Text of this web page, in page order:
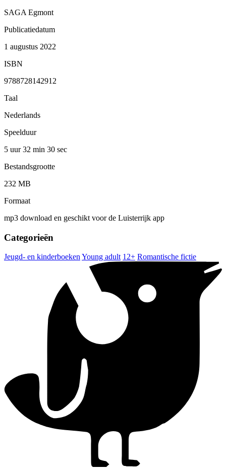
SAGA Egmont
Publicatiedatum
1 augustus 2022
ISBN
9788728142912
Taal
Nederlands
Speelduur
5 uur 32 min 30 sec
Bestandsgrootte
232 MB
Formaat
mp3 download en geschikt voor de Luisterrijk app
Categorieën
Jeugd- en kinderboeken Young adult 12+ Romantische fictie